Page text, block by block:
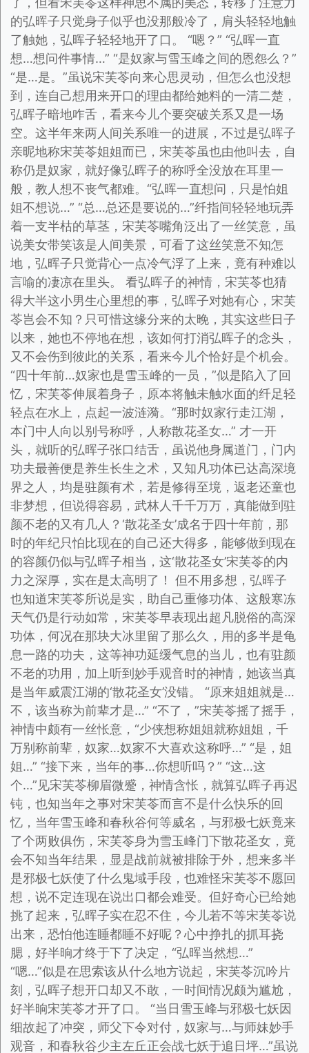
的弘晖子只觉身子似乎也没那般冷了，肩头轻轻地触
了触她，弘晖子轻轻地开了口。 “嗯？” “弘晖一直
想…想问件事情…” “是奴家与雪玉峰之间的恩怨么？”
“是…是。”虽说宋芙苓向来心思灵动，但怎么也没想
到，连自己想用来开口的理由都给她料的一清二楚，
弘晖子暗地咋舌，看来今儿个要突破关系又是一场
空。这半年来两人间关系唯一的进展，不过是弘晖子
亲昵地称宋芙苓姐姐而已，宋芙苓虽也由他叫去，自
称仍是奴家，就好像弘晖子的称呼全没放在耳里一
般，教人想不丧气都难。“弘晖一直想问，只是怕姐
姐不想说…” “总…总还是要说的…”纤指间轻轻地玩弄
着一支半枯的草茎，宋芙苓嘴角泛出了一丝笑意，虽
说美女带笑该是人间美景，可看了这丝笑意不知怎
地，弘晖子只觉背心一点冷气浮了上来，竟有种难以
言喻的凄凉在里头。 看弘晖子的神情，宋芙苓也猜
得大半这小男生心里想的事，弘晖子对她有心，宋芙
苓岂会不知？只可惜这缘分来的太晚，其实这些日子
以来，她也不停地在想，该如何打消弘晖子的念头，
又不会伤到彼此的关系，看来今儿个恰好是个机会。
“四十年前…奴家也是雪玉峰的一员，”似是陷入了回
忆，宋芙苓伸展着身子，原本将触未触水面的纤足轻
轻点在水上，点起一波涟漪。“那时奴家行走江湖，
本门中人向以别号称呼，人称散花圣女…” 才一开
头，就听的弘晖子张口结舌，虽说他身属道门，门内
功夫最善便是养生长生之术，又知凡功体已达高深境
界之人，均是驻颜有术，若是修得至境，返老还童也
非梦想，但说得容易，武林人千千万万，真能做到驻
颜不老的又有几人？‘散花圣女’成名于四十年前，那
时的年纪只怕比现在的自己还大得多，能够做到现在
的容颜仍似与弘晖子相当，这‘散花圣女’宋芙苓的内
力之深厚，实在是太高明了！ 但不用多想，弘晖子
也知道宋芙苓所说是实，助自己重修功体、这般寒冻
天气仍是行动如常，宋芙苓早表现出超凡脱俗的高深
功体，何况在那块大冰里留了那么久，用的多半是龟
息一路的功夫，这等神功延缓气息的当儿，也有驻颜
不老的功用，加上听到妙手观音时的神情，她该当真
是当年威震江湖的‘散花圣女’没错。 “原来姐姐就是…
不，该当称为前辈才是…” “不了，”宋芙苓摇了摇手，
神情中颇有一丝怅意，“少侠想称姐姐就称姐姐，千
万别称前辈，奴家…奴家不大喜欢这称呼…” “是，姐
姐…” “接下来，当年的事…你想听吗？” “这…这
个…”见宋芙苓柳眉微蹙，神情含怅，就算弘晖子再迟
钝，也知当年之事对宋芙苓而言不是什么快乐的回
忆，当年雪玉峰和春秋谷何等威名，与邪极七妖竟来
了个两败俱伤，宋芙苓身为雪玉峰门下散花圣女，竟
会不知当年结果，显是战前就被排除于外，想来多半
是邪极七妖使了什么鬼域手段，也难怪宋芙苓不愿回
想，说不定连现在说出口都会难受。但好奇心已给她
挑了起来，弘晖子实在忍不住，今儿若不等宋芙苓说
出来，恐怕他连睡都睡不好呢？心中挣扎的抓耳挠
腮，好半晌才终于下了决定，“弘晖当然想…”
“嗯…”似是在思索该从什么地方说起，宋芙苓沉吟片
刻，弘晖子想开口却又不敢，一时间情况颇为尴尬，
好半晌宋芙苓才开了口。 “当日雪玉峰与邪极七妖因
细故起了冲突，师父下令对付，奴家与…与师妹妙手
观音，和春秋谷少主左丘正会战七妖于追日坪…”虽说